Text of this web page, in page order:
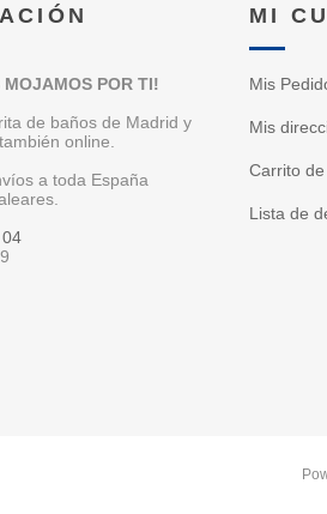
MOJAMOS POR TI!
de baños de Madrid y
online.
a toda España
MI
Mis
Mis
Carrito
Lista de